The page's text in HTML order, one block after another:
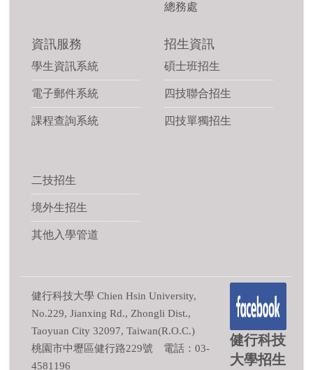
總務處
資訊服務
學生資訊系統
電子郵件系統
課程查詢系統
招生資訊
碩士班招生
四技聯合招生
四技單獨招生
二技招生
境外生招生
其他入學管道
健行科技大學 Chien Hsin University,
No.229, Jianxing Rd., Zhongli Dist.,
Taoyuan City 32097, Taiwan(R.O.C.)
桃園市中壢區健行路229號 電話：03-
4581196
健行科技
大學招生